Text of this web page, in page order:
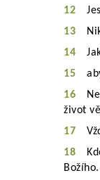
12
13
14
15
16
život
17
18
Božího.